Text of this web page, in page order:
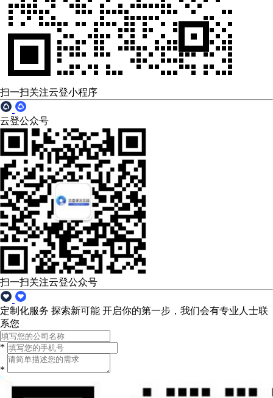
扫一扫关注云登小程序
云登公众号
扫一扫关注云登公众号
定制化服务 探索新可能 开启你的第一步，我们会有专业人士联
系您
*
*